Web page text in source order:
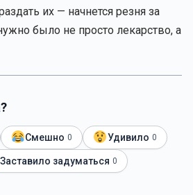
их — начнется резня за
было не просто лекарство, а
Смешно 0 Удивило 0
Заставило задуматься 0